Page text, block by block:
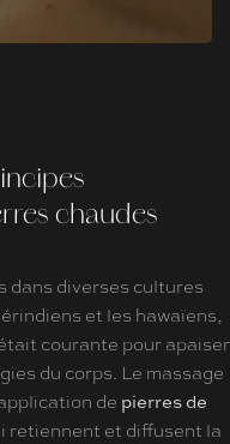
chaudes
dans diverses cultures
et les hawaïens,
courante pour apaiser
du corps. Le massage
de pierres de
retiennent et diffusent la